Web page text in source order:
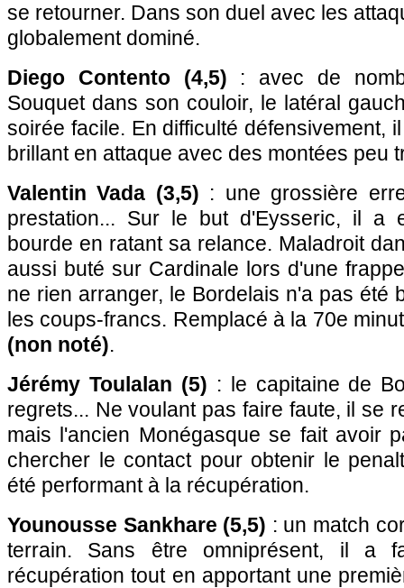
se retourner. Dans son duel avec les
globalement dominé.
Diego Contento (4,5) : avec de
Souquet dans son couloir, le latéral
soirée facile. En difficulté défensivement,
brillant en attaque avec des montées peu
Valentin Vada (3,5) : une grossière
prestation... Sur le but d'Eysseric, il a
bourde en ratant sa relance. Maladroit
aussi buté sur Cardinale lors d'une
ne rien arranger, le Bordelais n'a pas été
les coups-francs. Remplacé à la 70e
(non noté).
Jérémy Toulalan (5) : le capitaine de
regrets... Ne voulant pas faire faute, il se
mais l'ancien Monégasque se fait avoir
chercher le contact pour obtenir le
été performant à la récupération.
Younousse Sankhare (5,5) : un match
terrain. Sans être omniprésent, il a
récupération tout en apportant une